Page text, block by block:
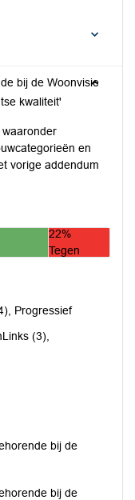
bij de Woonvisie
kwaliteit'
en
vorige addendum
22%
Tegen
Progressief
(3),
bij de
bij de